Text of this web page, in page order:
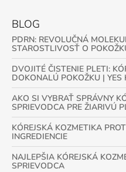
BLOG
PDRN: REVOLUČNÁ
STAROSTLIVOSŤ O
DVOJITÉ ČISTENIE PLETI:
DOKONALÚ POKOŽKU | YES
AKO SI VYBRAŤ SPRÁVNY
SPRIEVODCA PRE ŽIARIVÚ
KÓREJSKÁ KOZMETIKA
INGREDIENCIE
NAJLEPŠIA KÓREJSKÁ
SPRIEVODCA